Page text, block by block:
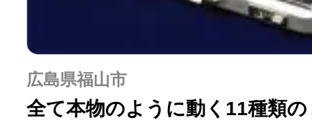
広島県福山市
全て本物のように動く11種類